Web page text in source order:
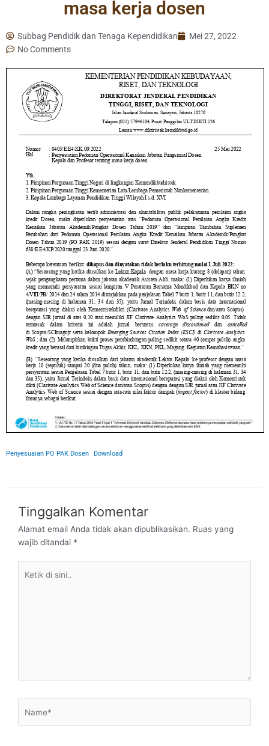
masa kerja dosen
Subbag Pendidik dan Tenaga Kependidikan
Mei 27, 2022
No Comments
Penyesuaian PO PAK Dosen Download
Tinggalkan Komentar
Alamat email Anda tidak akan dipublikasikan. Ruas yang
wajib ditandai *